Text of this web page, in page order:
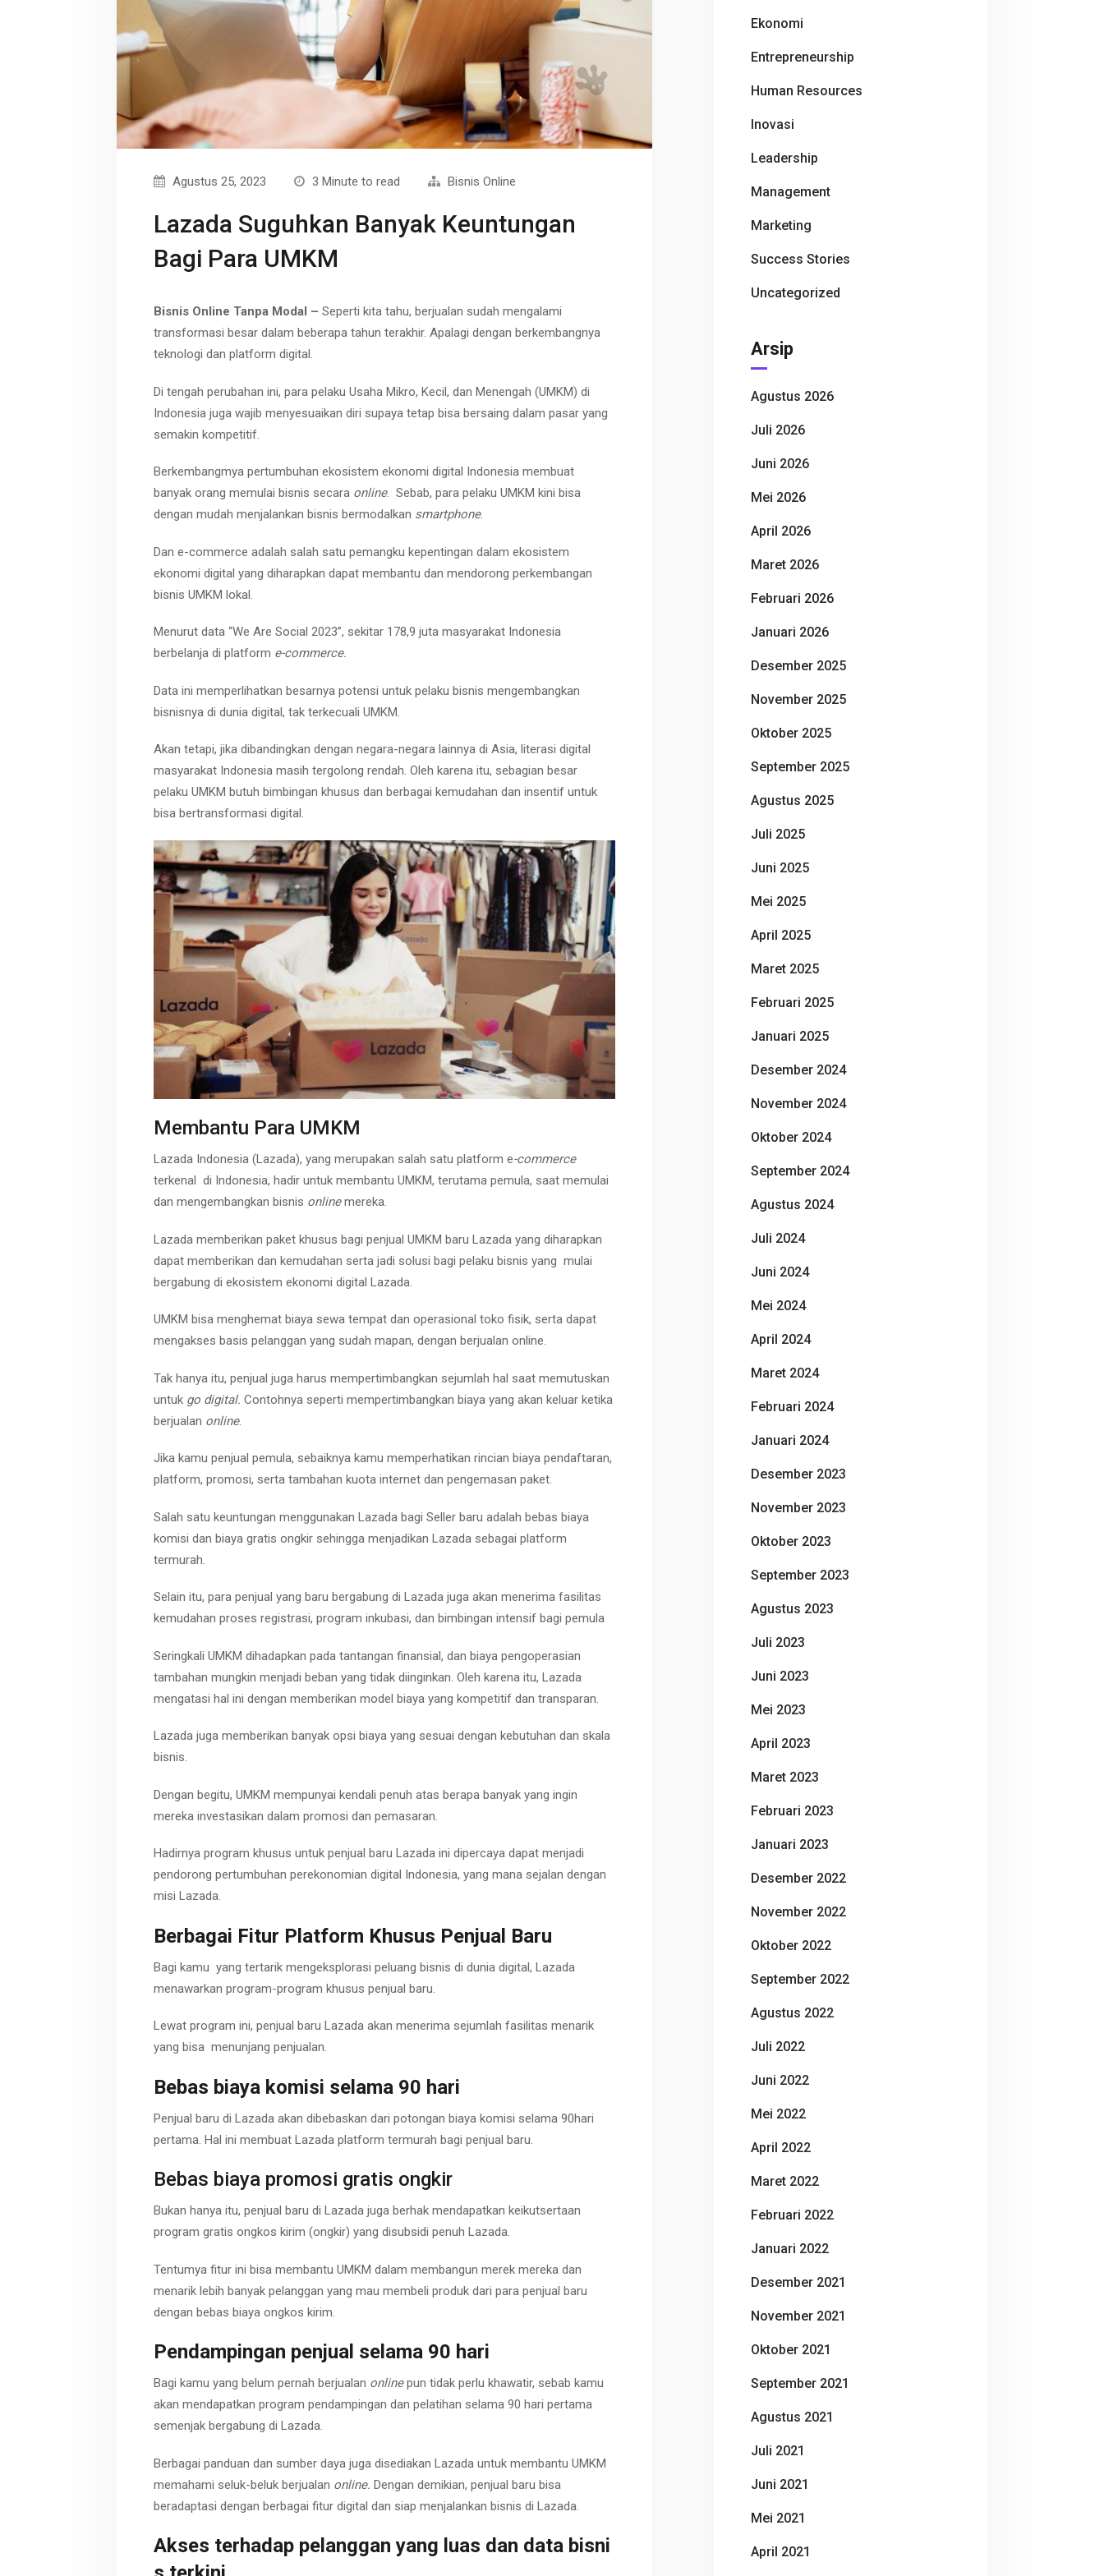
Agustus 25, 2023 3 Minute to read Bisnis Online
Lazada Suguhkan Banyak Keuntungan
Bagi Para UMKM
Bisnis Online Tanpa Modal – Seperti kita tahu, berjualan sudah mengalami
transformasi besar dalam beberapa tahun terakhir. Apalagi dengan berkembangnya
teknologi dan platform digital.
Di tengah perubahan ini, para pelaku Usaha Mikro, Kecil, dan Menengah (UMKM) di
Indonesia juga wajib menyesuaikan diri supaya tetap bisa bersaing dalam pasar yang
semakin kompetitif.
Berkembangmya pertumbuhan ekosistem ekonomi digital Indonesia membuat
banyak orang memulai bisnis secara online. Sebab, para pelaku UMKM kini bisa
dengan mudah menjalankan bisnis bermodalkan smartphone.
Dan e-commerce adalah salah satu pemangku kepentingan dalam ekosistem
ekonomi digital yang diharapkan dapat membantu dan mendorong perkembangan
bisnis UMKM lokal.
Menurut data “We Are Social 2023”, sekitar 178,9 juta masyarakat Indonesia
berbelanja di platform e-commerce.
Data ini memperlihatkan besarnya potensi untuk pelaku bisnis mengembangkan
bisnisnya di dunia digital, tak terkecuali UMKM.
Akan tetapi, jika dibandingkan dengan negara-negara lainnya di Asia, literasi digital
masyarakat Indonesia masih tergolong rendah. Oleh karena itu, sebagian besar
pelaku UMKM butuh bimbingan khusus dan berbagai kemudahan dan insentif untuk
bisa bertransformasi digital.
Membantu Para UMKM
Lazada Indonesia (Lazada), yang merupakan salah satu platform e-commerce
terkenal di Indonesia, hadir untuk membantu UMKM, terutama pemula, saat memulai
dan mengembangkan bisnis onlinemereka.
Lazada memberikan paket khusus bagi penjual UMKM baru Lazada yang diharapkan
dapat memberikan dan kemudahan serta jadi solusi bagi pelaku bisnis yang mulai
bergabung di ekosistem ekonomi digital Lazada.
UMKM bisa menghemat biaya sewa tempat dan operasional toko fisik, serta dapat
mengakses basis pelanggan yang sudah mapan, dengan berjualan online.
Tak hanya itu, penjual juga harus mempertimbangkan sejumlah hal saat memutuskan
untuk go digital. Contohnya seperti mempertimbangkan biaya yang akan keluar ketika
berjualan online.
Jika kamu penjual pemula, sebaiknya kamu memperhatikan rincian biaya pendaftaran,
platform, promosi, serta tambahan kuota internet dan pengemasan paket.
Salah satu keuntungan menggunakan Lazada bagi Seller baru adalah bebas biaya
komisi dan biaya gratis ongkir sehingga menjadikan Lazada sebagai platform
termurah.
Selain itu, para penjual yang baru bergabung di Lazada juga akan menerima fasilitas
kemudahan proses registrasi, program inkubasi, dan bimbingan intensif bagi pemula
Seringkali UMKM dihadapkan pada tantangan finansial, dan biaya pengoperasian
tambahan mungkin menjadi beban yang tidak diinginkan. Oleh karena itu, Lazada
mengatasi hal ini dengan memberikan model biaya yang kompetitif dan transparan.
Lazada juga memberikan banyak opsi biaya yang sesuai dengan kebutuhan dan skala
bisnis.
Dengan begitu, UMKM mempunyai kendali penuh atas berapa banyak yang ingin
mereka investasikan dalam promosi dan pemasaran.
Hadirnya program khusus untuk penjual baru Lazada ini dipercaya dapat menjadi
pendorong pertumbuhan perekonomian digital Indonesia, yang mana sejalan dengan
misi Lazada.
Berbagai Fitur P latform Khusus Penjual Baru
Bagi kamu yang tertarik mengeksplorasi peluang bisnis di dunia digital, Lazada
menawarkan program-program khusus penjual baru.
Lewat program ini, penjual baru Lazada akan menerima sejumlah fasilitas menarik
yang bisa menunjang penjualan.
Bebas biaya komisi selama 90 hari
Penjual baru di Lazada akan dibebaskan dari potongan biaya komisi selama 90hari
pertama. Hal ini membuat Lazada platform termurah bagi penjual baru.
Bebas biaya promosi gratis ongkir
Bukan hanya itu, penjual baru di Lazada juga berhak mendapatkan keikutsertaan
program gratis ongkos kirim (ongkir) yang disubsidi penuh Lazada.
Tentumya fitur ini bisa membantu UMKM dalam membangun merek mereka dan
menarik lebih banyak pelanggan yang mau membeli produk dari para penjual baru
dengan bebas biaya ongkos kirim.
Pendampingan penjual selama 90 hari
Bagi kamu yang belum pernah berjualan onlinepun tidak perlu khawatir, sebab kamu
akan mendapatkan program pendampingan dan pelatihan selama 90 hari pertama
semenjak bergabung di Lazada.
Berbagai panduan dan sumber daya juga disediakan Lazada untuk membantu UMKM
memahami seluk-beluk berjualan online. Dengan demikian, penjual baru bisa
beradaptasi dengan berbagai fitur digital dan siap menjalankan bisnis di Lazada.
Akses terhadap pelanggan yang luas dan data bisni
Ekonomi
Entrepreneurship
Human Resources
Inovasi
Leadership
Management
Marketing
Success Stories
Uncategorized
Arsip
Agustus 2026
Juli 2026
Juni 2026
Mei 2026
April 2026
Maret 2026
Februari 2026
Januari 2026
Desember 2025
November 2025
Oktober 2025
September 2025
Agustus 2025
Juli 2025
Juni 2025
Mei 2025
April 2025
Maret 2025
Februari 2025
Januari 2025
Desember 2024
November 2024
Oktober 2024
September 2024
Agustus 2024
Juli 2024
Juni 2024
Mei 2024
April 2024
Maret 2024
Februari 2024
Januari 2024
Desember 2023
November 2023
Oktober 2023
September 2023
Agustus 2023
Juli 2023
Juni 2023
Mei 2023
April 2023
Maret 2023
Februari 2023
Januari 2023
Desember 2022
November 2022
Oktober 2022
September 2022
Agustus 2022
Juli 2022
Juni 2022
Mei 2022
April 2022
Maret 2022
Februari 2022
Januari 2022
Desember 2021
November 2021
Oktober 2021
September 2021
Agustus 2021
Juli 2021
Juni 2021
Mei 2021
April 2021